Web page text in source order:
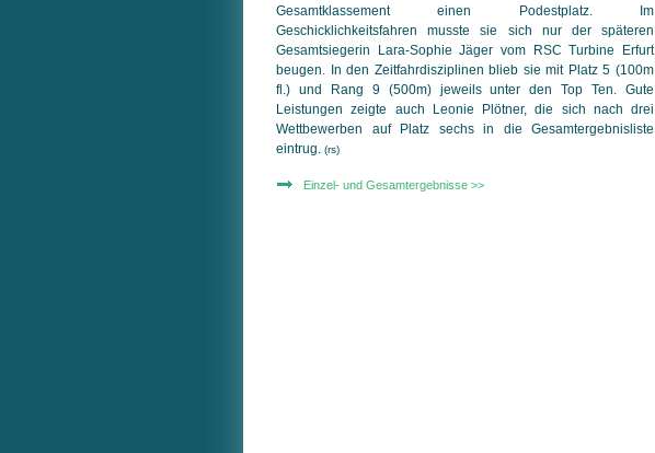
Gesamtklassement einen Podestplatz. Im
Geschicklichkeitsfahren musste sie sich nur der späteren
Gesamtsiegerin Lara-Sophie Jäger vom RSC Turbine Erfurt
beugen. In den Zeitfahrdisziplinen blieb sie mit Platz 5 (100m
fl.) und Rang 9 (500m) jeweils unter den Top Ten. Gute
Leistungen zeigte auch Leonie Plötner, die sich nach drei
Wettbewerben auf Platz sechs in die Gesamtergebnisliste
eintrug. (rs)
Einzel- und Gesamtergebnisse >>